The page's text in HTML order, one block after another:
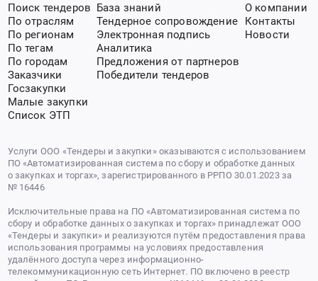
Поиск тендеров
По отраслям
По регионам
По тегам
По городам
Заказчики
Госзакупки
Малые закупки
Список ЭТП
База знаний
Тендерное сопровождение
Электронная подпись
Аналитика
Предложения от партнеров
Победители тендеров
О компании
Контакты
Новости
Услуги ООО «Тендеры и закупки» оказываются с использованием
ПО «Автоматизированная система по сбору и обработке данных
о закупках и торгах», зарегистрированного в РРПО 30.01.2023 за
№ 16446
Исключительные права на ПО «Автоматизированная система по
сбору и обработке данных о закупках и торгах» принадлежат ООО
«Тендеры и закупки» и реализуются путём предоставления права
использования программы на условиях предоставления
удалённого доступа через информационно-
телекоммуникационную сеть Интернет. ПО включено в реестр